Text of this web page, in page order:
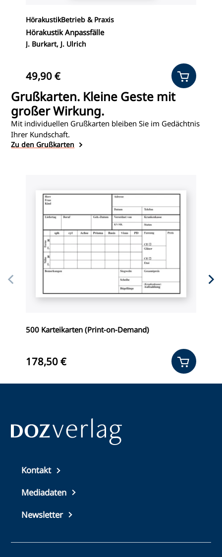
HörakustikBetrieb & Praxis
Hörakustik Anpassfälle
J. Burkart, J. Ulrich
49,90 €
Grußkarten. Kleine Geste mit
großer Wirkung.
Zu den Grußkarten
Mit individuellen Grußkarten bleiben Sie im Gedächtnis
Ihrer Kundschaft.
500 Karteikarten (Print-on-Demand)
178,50 €
Top
footer
Kontakt
Mediadaten
Newsletter